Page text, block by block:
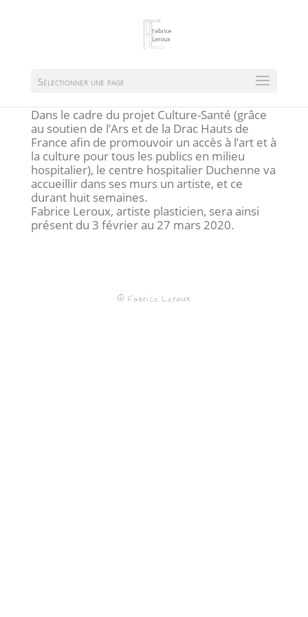
Sélectionner une page
Dans le cadre du projet Culture-Santé (grâce
au soutien de l’Ars et de la Drac Hauts de
France afin de promouvoir un accès à l’art et à
la culture pour tous les publics en milieu
hospitalier), le centre hospitalier Duchenne va
accueillir dans ses murs un artiste, et ce
durant huit semaines.
Fabrice Leroux, artiste plasticien, sera ainsi
présent du 3 février au 27 mars 2020.
© Fabrice Leroux